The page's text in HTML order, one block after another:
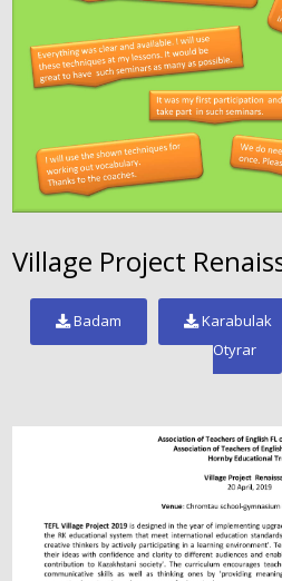
Village Project
Badam Karabulak
Otyrar